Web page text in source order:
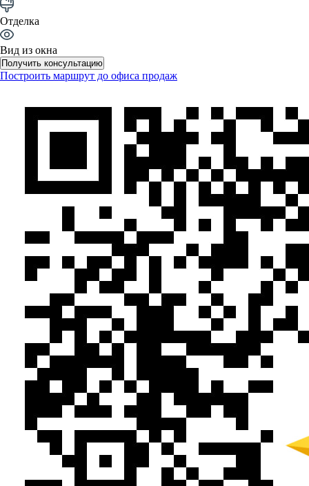
Отделка
Вид из окна
Получить консультацию
Построить маршрут до офиса продаж